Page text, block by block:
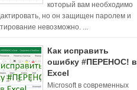
который вам необходимо
но он защищен паролем и
невозможно. ...
Как исправить
ошибку #ПЕРЕНОС! в
Excel
Microsoft в современных